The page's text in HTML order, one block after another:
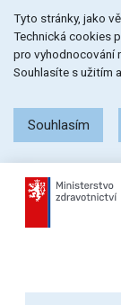
na
menu
na
obsah
na
patičku
stránky
Tyto stránky, jako
Technická cookies
pro vyhodnocování
Souhlasíte s užitím
Souhlasím